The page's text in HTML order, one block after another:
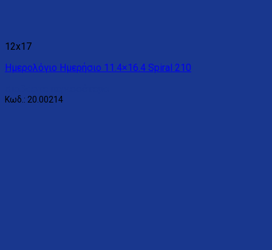
12x17
Ημερολόγιο Ημερήσιο 11.4×16.4 Spiral 210
Κωδ.: 20.00214